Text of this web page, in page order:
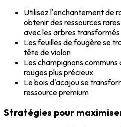
Utilisez l'enchantement de
obtenir des ressources
avec les arbres transformés
Les feuilles de fougère se
tête de violon
Les champignons
rouges plus précieux
Le bois d'acajou se
ressource premium
Stratégies pour